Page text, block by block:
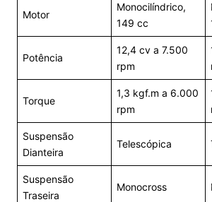
Motor
Monocilíndrico,
149 cc
Potência
12,4 cv a 7.500
rpm
Torque
1,3 kgf.m a 6.000
rpm
Suspensão
Dianteira
Telescópica
Suspensão
Traseira
Monocross